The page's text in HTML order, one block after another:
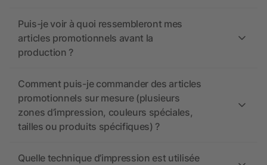
Puis-je voir à quoi ressembleront mes
articles promotionnels avant la
production ?
Comment puis-je commander des articles
promotionnels sur mesure (plusieurs
zones d’impression, couleurs spéciales,
tailles ou produits spécifiques) ?
Quelle technique d’impression est utilisée